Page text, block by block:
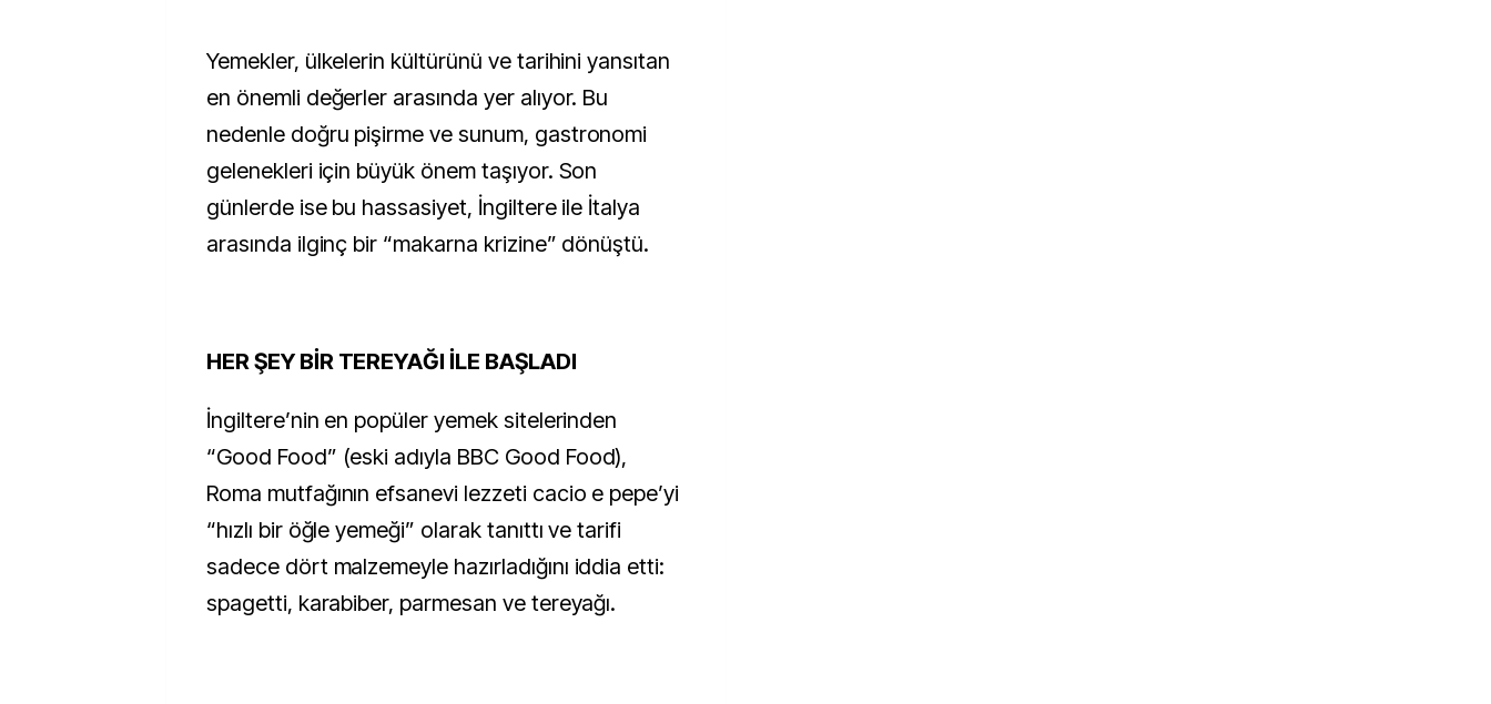
Yemekler, ülkelerin kültürünü ve tarihini yansıtan
en önemli değerler arasında yer alıyor. Bu
nedenle doğru pişirme ve sunum, gastronomi
gelenekleri için büyük önem taşıyor. Son
günlerde ise bu hassasiyet, İngiltere ile İtalya
arasında ilginç bir “makarna krizine” dönüştü.
HER ŞEY BİR TEREYAĞI İLE BAŞLADI
İngiltere’nin en popüler yemek sitelerinden
“Good Food” (eski adıyla BBC Good Food),
Roma mutfağının efsanevi lezzeti cacio e pepe’yi
“hızlı bir öğle yemeği” olarak tanıttı ve tarifi
sadece dört malzemeyle hazırladığını iddia etti:
spagetti, karabiber, parmesan ve tereyağı.